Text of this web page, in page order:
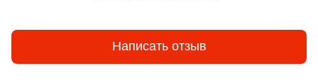
Написать отзыв